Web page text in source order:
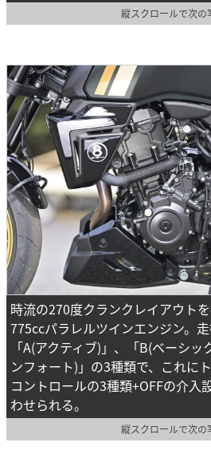
縦スクロールで次の
時流の270度クランクレイアウト
775ccパラレルツインエンジン。
「A(アクティブ)」、「B(ベーシッ
ンフォート)」の3種類で、これに
コントロールの3種類+OFFの介入
わせられる。
縦スクロールで次の